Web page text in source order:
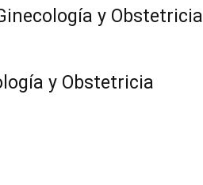
y Obstetricia
y Obstetricia